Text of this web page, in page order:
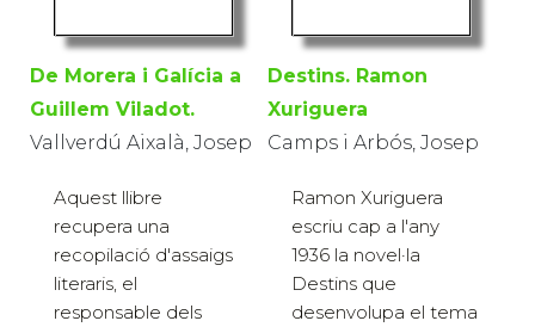
De Morera i Galícia a
Guillem Viladot.
Vallverdú Aixalà, Josep
Aquest llibre
recupera una
recopilació d'assaigs
literaris, el
responsable dels
Destins. Ramon
Xuriguera
Camps i Arbós, Josep
Ramon Xuriguera
escriu cap a l'any
1936 la novel·la
Destins que
desenvolupa el tema